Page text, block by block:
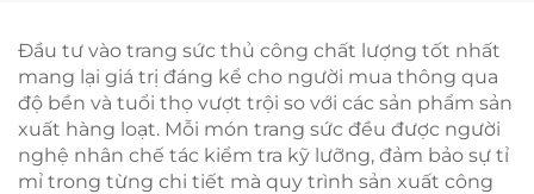
Đầu tư vào trang sức thủ công chất lượng tốt nhất
mang lại giá trị đáng kể cho người mua thông qua
độ bền và tuổi thọ vượt trội so với các sản phẩm sản
xuất hàng loạt. Mỗi món trang sức đều được người
nghệ nhân chế tác kiểm tra kỹ lưỡng, đảm bảo sự tỉ
mỉ trong từng chi tiết mà quy trình sản xuất công